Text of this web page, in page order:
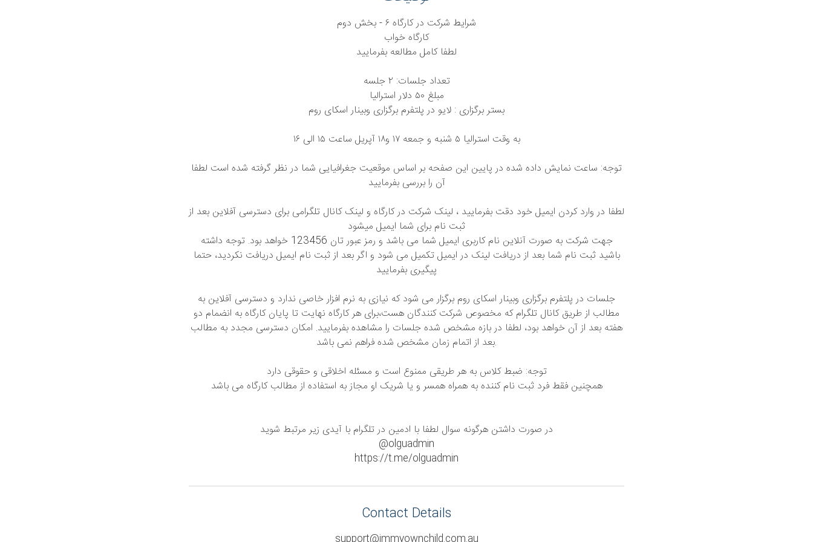
شرایط شرکت در کارگاه ۶ - بخش دوم
کارگاه خواب
لطفا کامل مطالعه بفرمایید
تعداد جلسات: ٢ جلسه
مبلغ ۵٠ دلار استرالیا
بستر برگزاری : لایو در پلتفرم برگزاری وبینار اسکای روم
به وقت استرالیا ۵ شنبه و جمعه ١٧ و١٨ آپریل ساعت ١۵ الی ١۶
توجه: ساعت نمایش داده شده در پایین این صفحه بر اساس موقعیت جغرافیایی شما در نظر گرفته شده است لطفا
آن را بررسی بفرمایید
لطفا در وارد کردن ایمیل خود دقت بفرمایید ، لینک شرکت در کارگاه و لینک کانال تلگرامی برای دسترسی آفلاین بعد از
ثبت نام برای شما ایمیل میشود
جهت شرکت به صورت آنلاین نام کاربری ایمیل شما می باشد و رمز عبور تان 123456 خواهد بود. توجه داشته
باشید ثبت نام شما بعد از دریافت لینک در ایمیل تکمیل می شود و اگر بعد از ثبت نام ایمیل دریافت نکردید، حتما
پیگیری بفرمایید
جلسات در پلتفرم برگزاری وبینار اسکای روم برگزار می شود که نیازی به نرم افزار خاصی ندارد و دسترسی آفلاین به
مطالب از طریق کانال تلگرام که مخصوص شرکت کنندگان هست،برای هر کارگاه نهایت تا پایان کارگاه به انضمام دو
هفته بعد از آن خواهد بود، لطفا در بازه مشخص شده جلسات را مشاهده بفرمایید. امکان دسترسی مجدد به مطالب
بعد از اتمام زمان مشخص شده فراهم نمی باشد.
توجه: ضبط کلاس به هر طریقی ممنوع است و مسئله اخلاقی و حقوقی دارد
همچنین فقط فرد ثبت نام کننده به همراه همسر و یا شریک او مجاز به استفاده از مطالب کارگاه می باشد
در صورت داشتن هرگونه سوال لطفا با ادمین در تلگرام با آیدی زیر مرتبط شوید
@olguadmin
https://t.me/olguadmin
Contact Details